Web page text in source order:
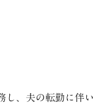
、夫の転勤に伴